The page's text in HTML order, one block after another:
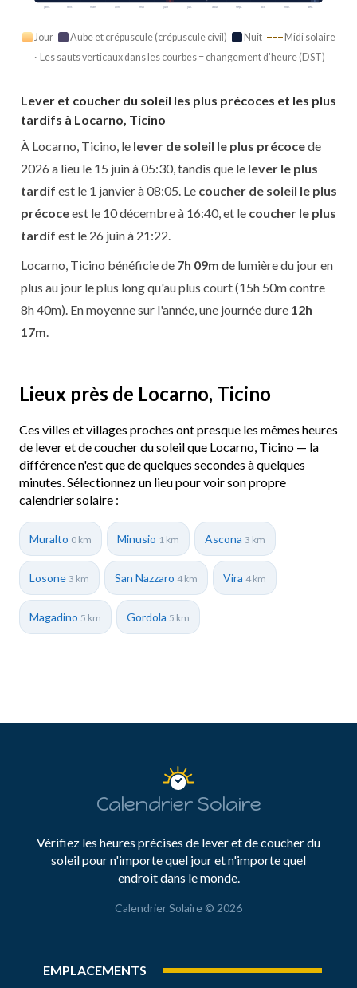
janv. févr. mars avril mai juin juil. août sept. oct. nov. déc.
Jour Aube et crépuscule (crépuscule civil) Nuit
Midi solaire
· Les sauts verticaux dans les courbes = changement d'heure (DST)
Lever et coucher du soleil les plus précoces et les plus
tardifs à Locarno, Ticino
À Locarno, Ticino, le lever de soleil le plus précocede
2026 a lieu le 15 juin à 05:30, tandis que le lever le plus
tardif est le 1 janvier à 08:05. Le coucher de soleil le plus
précoceest le 10 décembre à 16:40, et le coucher le plus
tardif est le 26 juin à 21:22.
Locarno, Ticino bénéficie de 7h 09m de lumière du jour en
plus au jour le plus long qu'au plus court (15h 50m contre
8h 40m). En moyenne sur l'année, une journée dure 12h
17m
Lieux près de Locarno, Ticino
Ces villes et villages proches ont presque les mêmes heures
de lever et de coucher du soleil que Locarno, Ticino — la
différence n'est que de quelques secondes à quelques
minutes. Sélectionnez un lieu pour voir son propre
calendrier solaire :
Muralto 0 km Minusio 1 km Ascona 3 km
Losone 3 km San Nazzaro 4 km Vira 4 km
Magadino 5 km Gordola 5 km
Calendrier Solaire
Vérifiez les heures précises de lever et de coucher du
soleil pour n'importe quel jour et n'importe quel
endroit dans le monde.
Calendrier Solaire © 2026
EMPLACEMENTS